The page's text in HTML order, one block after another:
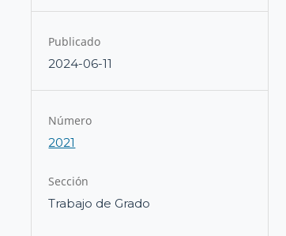
Publicado
2024-06-11
Número
2021
Sección
Trabajo de Grado